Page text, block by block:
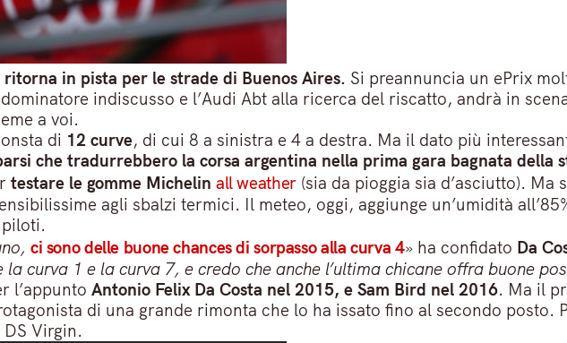
ritorna in pista per le strade di Buenos Aires. Si preannuncia un ePrix
indiscusso e l’Audi Abt alla ricerca del riscatto, andrà in
a voi.
di 12 curve, di cui 8 a sinistra e 4 a destra. Ma il dato più
che tradurrebbero la corsa argentina nella prima gara bagnata della
testare le gomme Michelin all weather(sia da pioggia sia d’asciutto).
agli sbalzi termici. Il meteo, oggi, aggiunge un’umidità
ci sono delle buone chances di sorpasso alla curva 4» ha confidato Da
la curva 1 e la curva 7, e credo che anche l’ultima chicane offra buone
l’appunto Antonio Felix Da Costa nel 2015, e Sam Bird nel 2016. Ma il
di una grande rimonta che lo ha issato fino al secondo
Virgin.